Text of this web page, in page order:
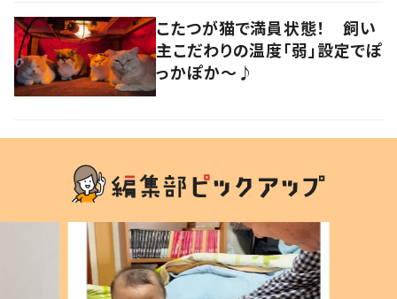
こたつが猫で満員状態！ 飼い
主こだわりの温度「弱」設定でぽ
っかぽか～♪